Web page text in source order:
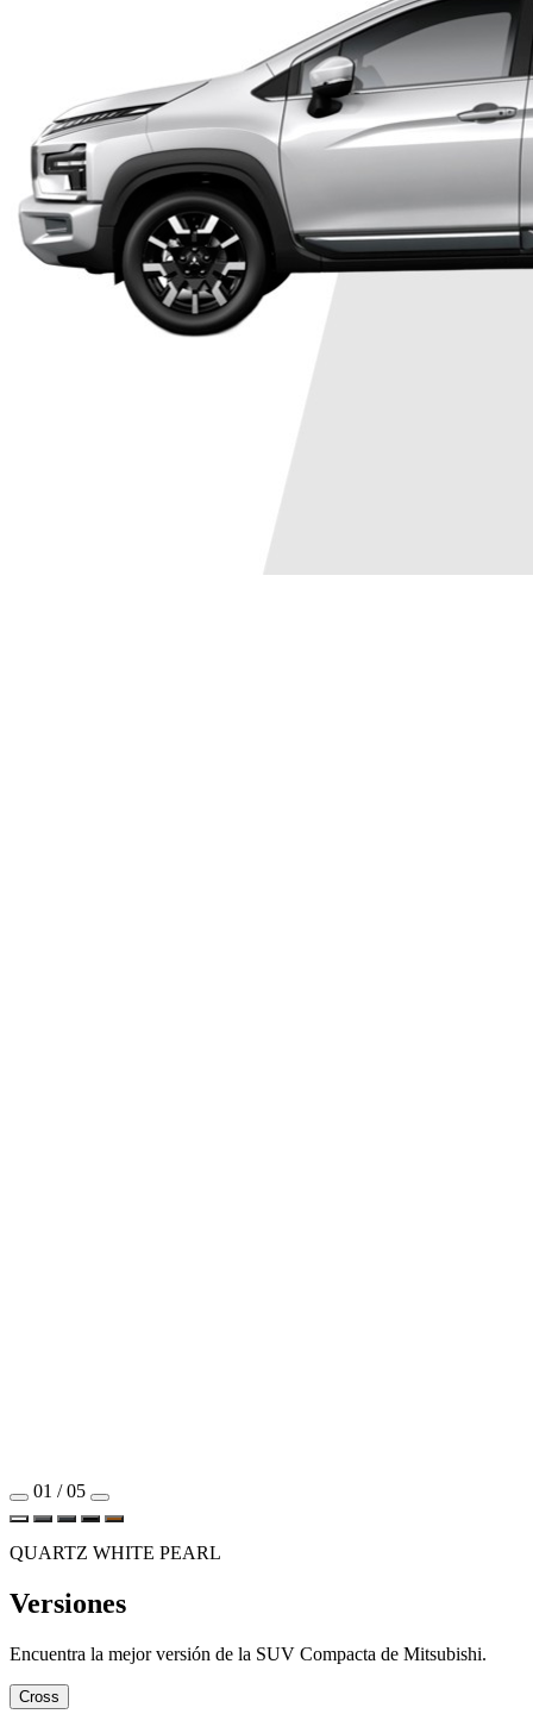
01 / 05
QUARTZ WHITE PEARL
Versiones
Encuentra la mejor versión de la SUV Compacta de Mitsubishi.
Cross